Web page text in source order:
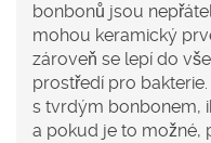
bonbonů jsou
mohou keramický
zároveň se lepí do
prostředí pro
s tvrdým bonbonem,
a pokud je to možné,